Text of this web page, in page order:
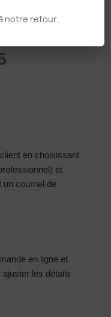
notre retour.
en choisissant
et
un courriel de
en ligne et
les détails